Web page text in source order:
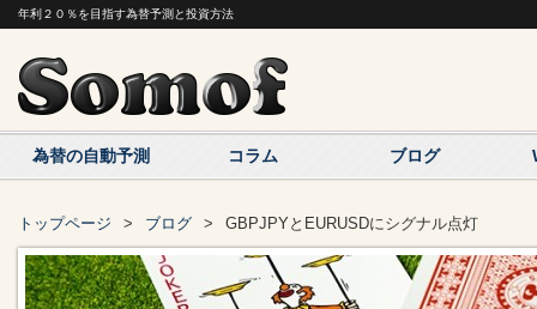
年利２０％を目指す為替予測と投資方法
為替の自動予測 コラム ブログ
トップページ ブログ GBPJPYとEURUSDにシグナル点灯